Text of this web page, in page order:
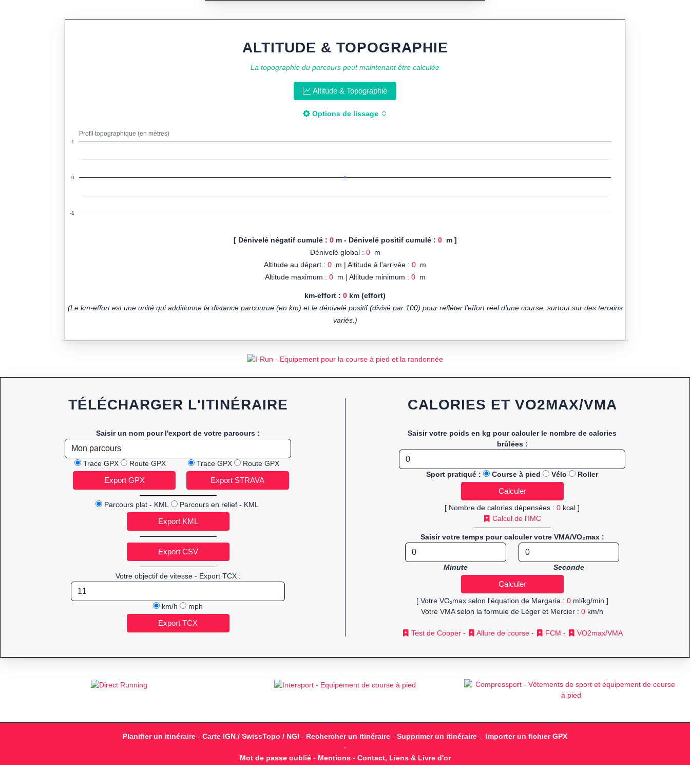
ALTITUDE & TOPOGRAPHIE
La topographie du parcours peut maintenant être calculée
Altitude & Topographie
Options de lissage
Profil topographique (en mètres)
-1
0
1
[ Dénivelé négatif cumulé : 0m - Dénivelé positif cumulé : 0m ]
Dénivelé global : 0m
Altitude au départ : 0 m | Altitude à l'arrivée : 0 m
Altitude maximum : 0m | Altitude minimum : 0m
km-effort : 0 km (effort)
(Le km-effort est une unité qui additionne la distance parcourue (en km) et le dénivelé positif (divisé par 100) pour refléter l’effort réel d’une course, surtout sur des terrains
variés.)
TÉLÉCHARGER L'ITINÉRAIRE
Saisir un nom pour l'export de votre parcours :
Trace GPX Route GPX Trace GPX Route GPX
Parcours plat - KML Parcours en relief - KML
Votre objectif de vitesse - Export TCX :
km/h mph
CALORIES ET VO2MAX/VMA
Saisir votre poids en kg pour calculer le nombre de calories
brûlées :
Sport pratiqué : Course à pied Vélo Roller
[ Nombre de calories dépensées : 0 kcal ]
Calcul de l'IMC
Saisir votre temps pour calculer votre VMA/VO₂max :
Minute Seconde
[ Votre VO₂max selon l'équation de Margaria : 0ml/kg/min ]
Votre VMA selon la formule de Léger et Mercier : 0 km/h
Test de Cooper- Allure de course- FCM - VO2max/VMA
Planifier un itinéraire - Carte IGN / SwissTopo / NGI - Rechercher un itinéraire - Supprimer un itinéraire - Importer un fichier GPX
-
Mot de passe oublié- Mentions- Contact, Liens & Livre d'or